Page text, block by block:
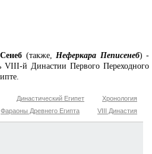
(также,Неферкара Пеписенеб) -
VIII-й Династии Первого Переходного
Хронология
Династический Египет
VIII Династия
Фараоны Древнего Египта